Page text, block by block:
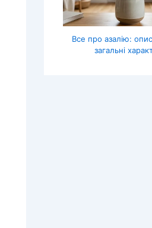
Все про азалію:
загальні